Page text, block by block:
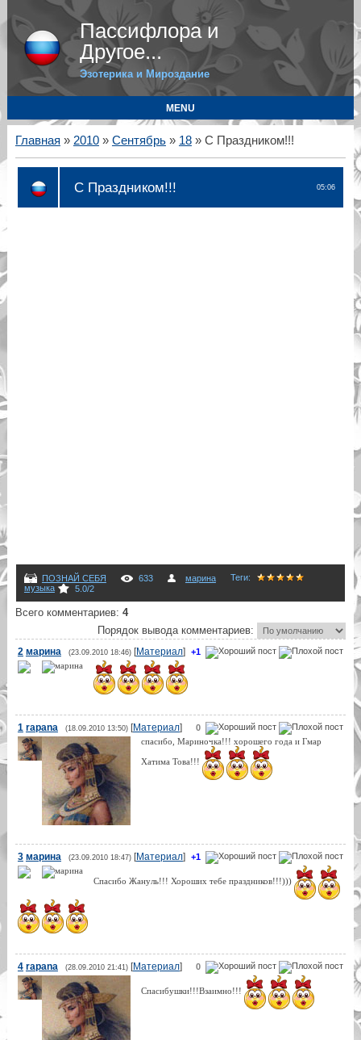
Пассифлора и
Другое...
Эзотерика и Мироздание
MENU
Главная » 2010 » Сентябрь » 18» С Праздником!!!
05:06
С Праздником!!!
ПОЗНАЙ СЕБЯ 633 марина Теги:
музыка
5.0/2
Всего комментариев: 4
Порядок вывода комментариев:
+1
2 марина (23.09.2010 18:46)[Материал]
0
1 rapana (18.09.2010 13:50)[Материал]
спасибо, Мариночка!!! хорошего года и Гмар
Хатима Това!!!
+1
3 марина (23.09.2010 18:47)[Материал]
Спасибо Жануль!!! Хороших тебе праздников!!!)))
0
4 rapana (28.09.2010 21:41)[Материал]
Спасибушки!!!Взаимно!!!